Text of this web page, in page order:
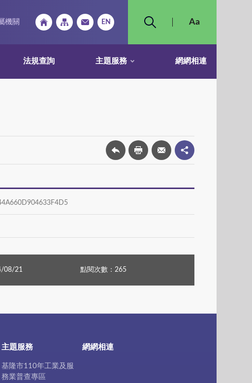
機關
法規查詢 主題服務 網網相連
08/21 點閱次數：265
主題服務
基隆市110年工業及服
務業普查專區
網網相連